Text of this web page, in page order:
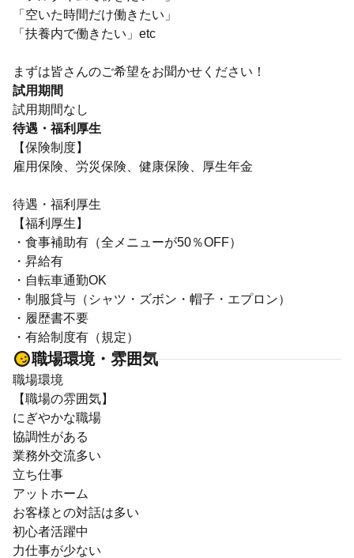
「空いた時間だけ働きたい」
「扶養内で働きたい」etc
まずは皆さんのご希望をお聞かせください！
試用期間
試用期間なし
待遇・福利厚生
【保険制度】
雇用保険、労災保険、健康保険、厚生年金
待遇・福利厚生
【福利厚生】
・食事補助有（全メニューが50％OFF）
・昇給有
・自転車通勤OK
・制服貸与（シャツ・ズボン・帽子・エプロン）
・履歴書不要
・有給制度有（規定）
職場環境・雰囲気
職場環境
【職場の雰囲気】
にぎやかな職場
協調性がある
業務外交流多い
立ち仕事
アットホーム
お客様との対話は多い
初心者活躍中
力仕事が少ない